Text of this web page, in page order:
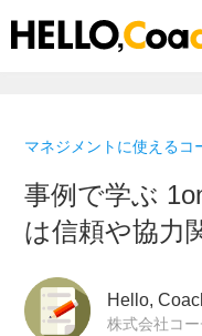
マネジメントに使えるコ
事例で学ぶ
は信頼や協力
Hello,
株式会社コー